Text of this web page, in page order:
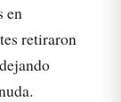
en
retiraron